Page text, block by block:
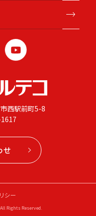
西駅前町5-8
せ
シー
Rights Reserved.